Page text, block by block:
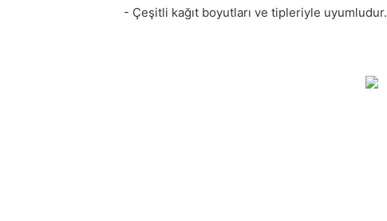
- Çeşitli kağıt boyutları ve tipleriyle uyumludur.